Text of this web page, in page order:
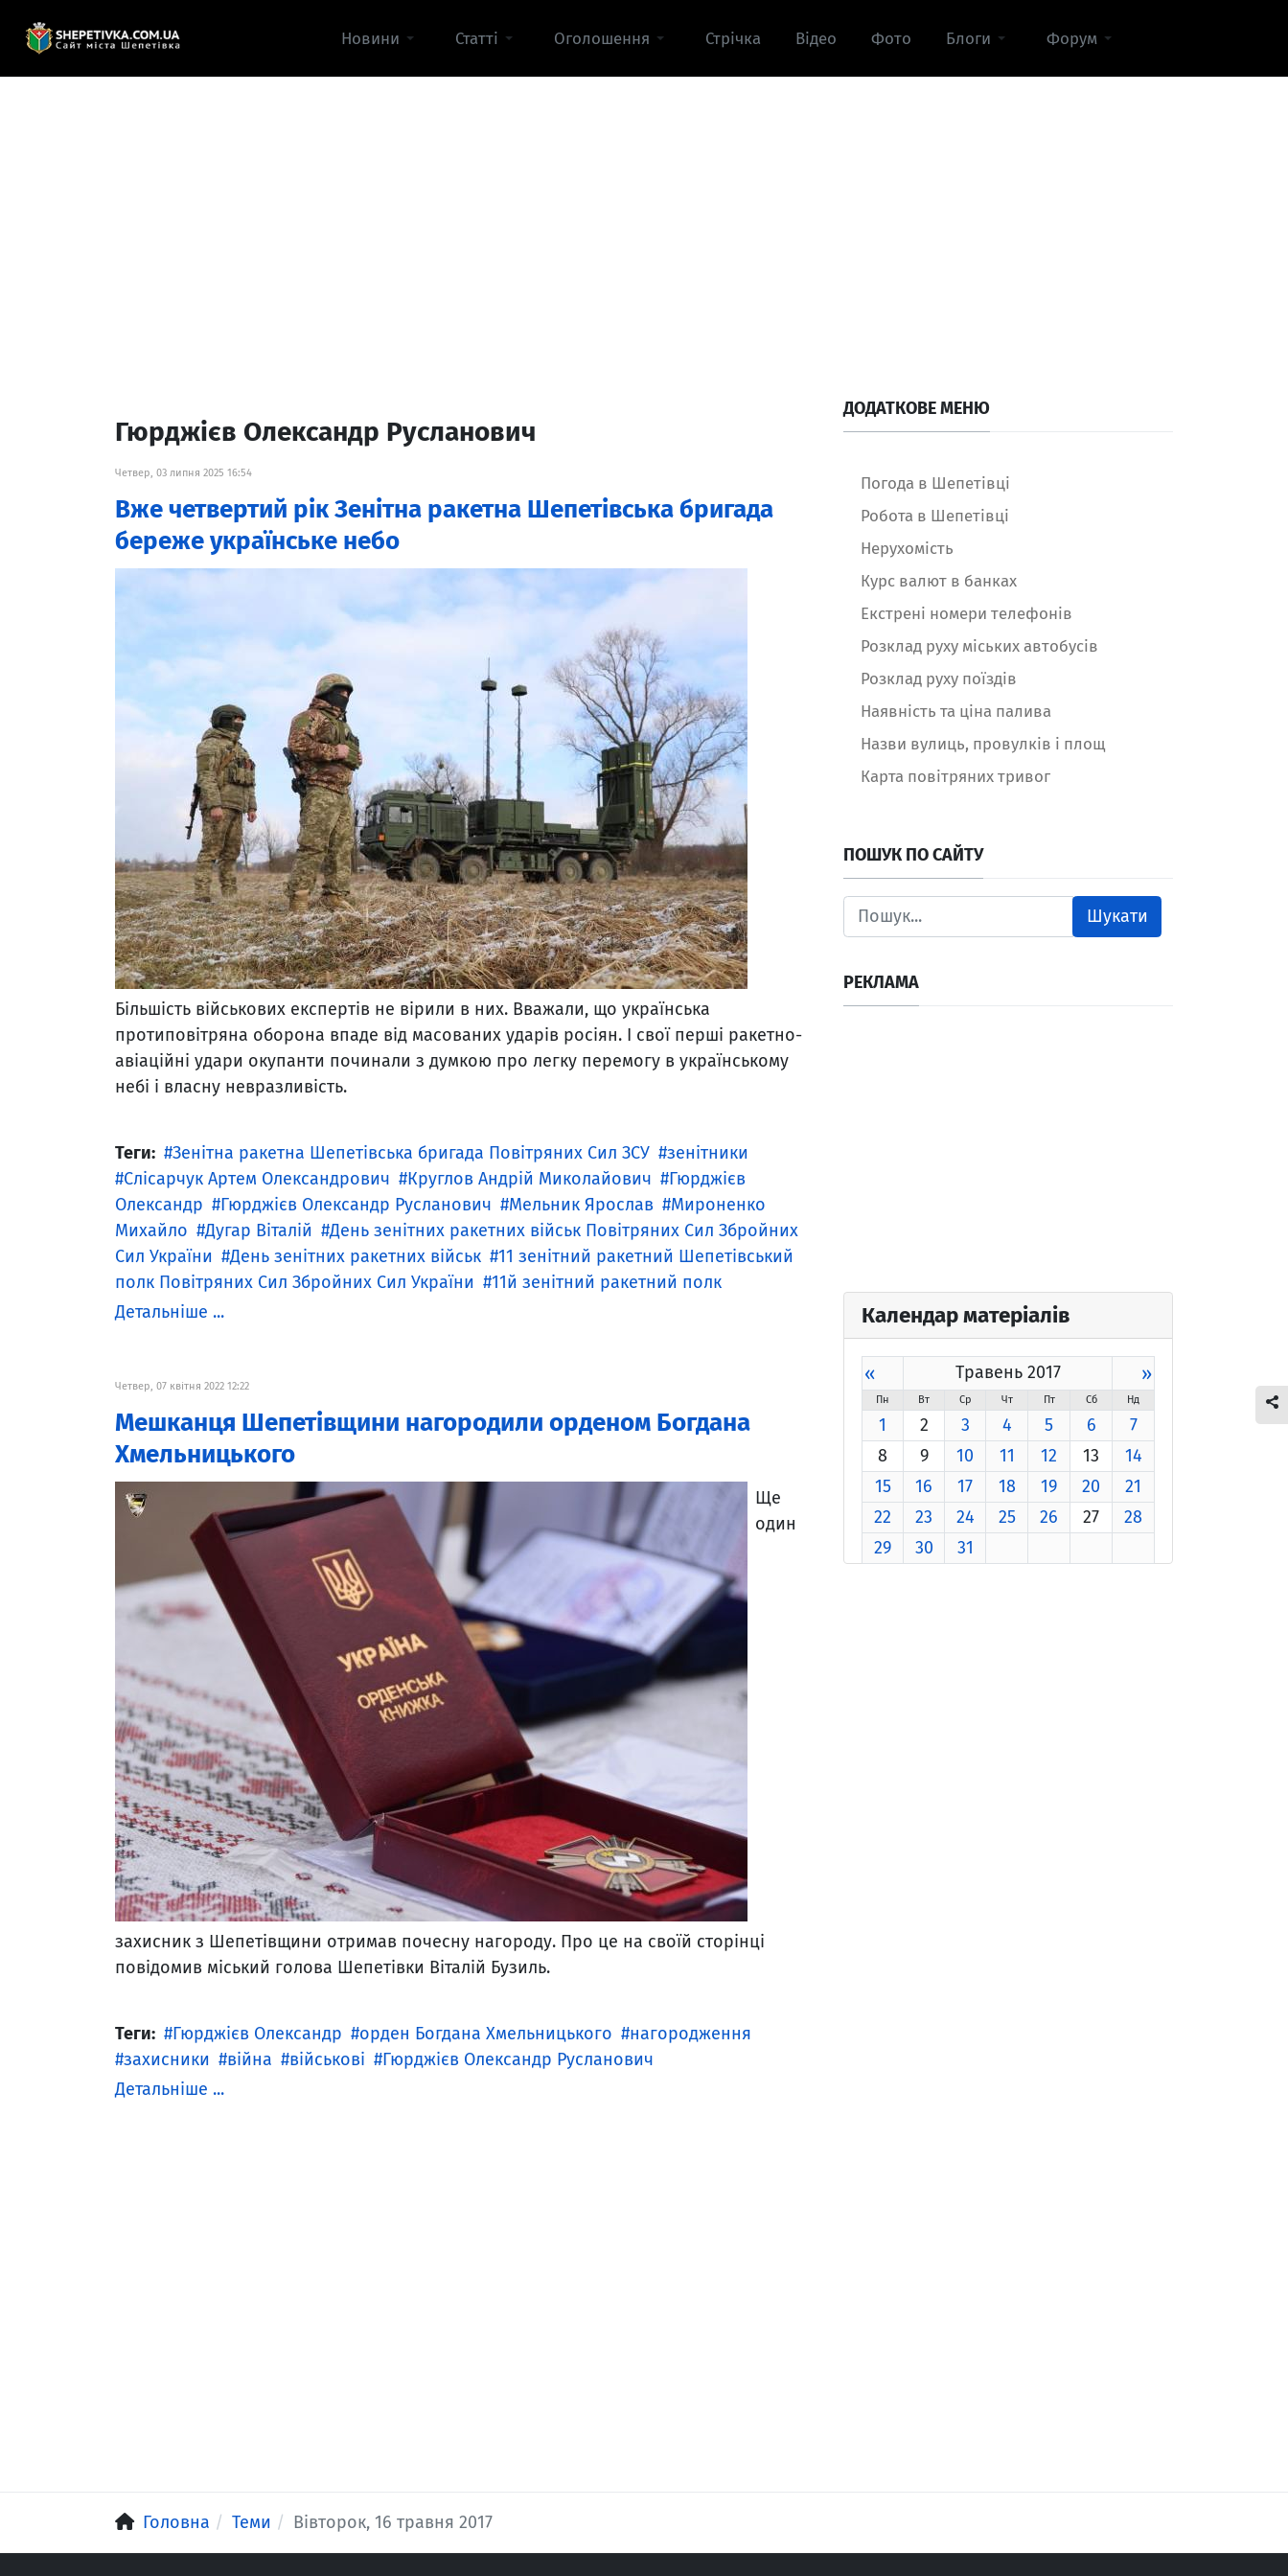
Новини Статті Оголошення Стрічка Відео Фото Блоги Форум
Гюрджієв Олександр Русланович
Четвер, 03 липня 2025 16:54
Вже четвертий рік Зенітна ракетна Шепетівська бригада
береже українське небо
Більшість військових експертів не вірили в них. Вважали, що українська
протиповітряна оборона впаде від масованих ударів росіян. І свої перші ракетно-
авіаційні удари окупанти починали з думкою про легку перемогу в українському
небі і власну невразливість.
Теги: Зенітна ракетна Шепетівська бригада Повітряних Сил ЗСУ
зенітники
Слісарчук Артем Олександрович
Круглов Андрій Миколайович
Гюрджієв
Олександр
Гюрджієв Олександр Русланович Мельник Ярослав
Мироненко
Михайло
Дугар Віталій
День зенітних ракетних військ Повітряних Сил Збройних
Сил України
День зенітних ракетних військ
11 зенітний ракетний Шепетівський
полк Повітряних Сил Збройних Сил України
11й зенітний ракетний полк
Детальніше ...
Четвер, 07 квітня 2022 12:22
Мешканця Шепетівщини нагородили орденом Богдана
Хмельницького
Ще
один
захисник з Шепетівщини отримав почесну нагороду. Про це на своїй сторінці
повідомив міський голова Шепетівки Віталій Бузиль.
Теги: Гюрджієв Олександр орден Богдана Хмельницького
нагородження
захисники
війна військові
Гюрджієв Олександр Русланович
Детальніше ...
ДОДАТКОВЕ МЕНЮ
Погода в Шепетівці
Робота в Шепетівці
Нерухомість
Курс валют в банках
Екстрені номери телефонів
Розклад руху міських автобусів
Розклад руху поїздів
Наявність та ціна палива
Назви вулиць, провулків і площ
Карта повітряних тривог
ПОШУК ПО САЙТУ
Шукати
РЕКЛАМА
Календар матеріалів
« Травень 2017 »
Пн Вт Ср Чт Пт Сб Нд
1 2 3 4 5 6
7
8
9 10 11 12 13
14
15
16 17 18 19 20
21
22
23 24 25 26 27
28
29
30 31
Головна Теми Вівторок, 16 травня 2017